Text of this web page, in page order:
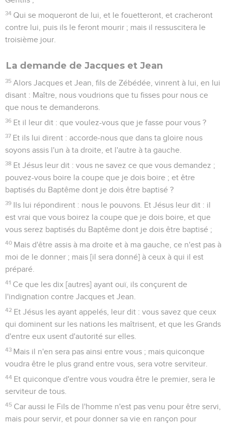
34 Qui se moqueront de lui, et le fouetteront, et cracheront
contre lui, puis ils le feront mourir ; mais il ressuscitera le
troisième jour.
La demande de Jacques et Jean
35 Alors Jacques et Jean, fils de Zébédée, vinrent à lui, en lui
disant : Maître, nous voudrions que tu fisses pour nous ce
que nous te demanderons.
36 Et il leur dit : que voulez-vous que je fasse pour vous ?
37 Et ils lui dirent : accorde-nous que dans ta gloire nous
soyons assis l'un à ta droite, et l'autre à ta gauche.
38 Et Jésus leur dit : vous ne savez ce que vous demandez ;
pouvez-vous boire la coupe que je dois boire ; et être
baptisés du Baptême dont je dois être baptisé ?
39 Ils lui répondirent : nous le pouvons. Et Jésus leur dit : il
est vrai que vous boirez la coupe que je dois boire, et que
vous serez baptisés du Baptême dont je dois être baptisé ;
40 Mais d'être assis à ma droite et à ma gauche, ce n'est pas à
moi de le donner ; mais [il sera donné] à ceux à qui il est
préparé.
41 Ce que les dix [autres] ayant ouï, ils conçurent de
l'indignation contre Jacques et Jean.
42 Et Jésus les ayant appelés, leur dit : vous savez que ceux
qui dominent sur les nations les maîtrisent, et que les Grands
d'entre eux usent d'autorité sur elles.
43 Mais il n'en sera pas ainsi entre vous ; mais quiconque
voudra être le plus grand entre vous, sera votre serviteur.
44 Et quiconque d'entre vous voudra être le premier, sera le
serviteur de tous.
45 Car aussi le Fils de l'homme n'est pas venu pour être servi,
mais pour servir, et pour donner sa vie en rançon pour